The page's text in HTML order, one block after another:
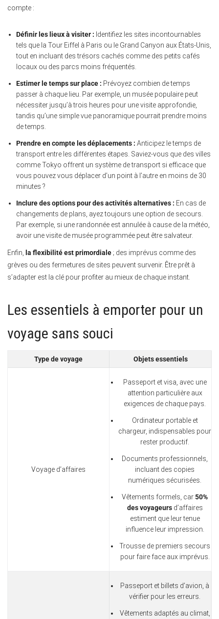
compte :
Définir les lieux à visiter : Identifiez les sites incontournables
tels que la Tour Eiffel à Paris ou le Grand Canyon aux États-Unis,
tout en incluant des trésors cachés comme des petits cafés
locaux ou des parcs moins fréquentés.
Estimer le temps sur place : Prévoyez combien de temps
passer à chaque lieu. Par exemple, un musée populaire peut
nécessiter jusqu’à trois heures pour une visite approfondie,
tandis qu’une simple vue panoramique pourrait prendre moins
de temps.
Prendre en compte les déplacements : Anticipez le temps de
transport entre les différentes étapes. Saviez-vous que des villes
comme Tokyo offrent un système de transport si efficace que
vous pouvez vous déplacer d’un point à l’autre en moins de 30
minutes ?
Inclure des options pour des activités alternatives : En cas de
changements de plans, ayez toujours une option de secours.
Par exemple, si une randonnée est annulée à cause de la météo,
avoir une visite de musée programmée peut être salvateur.
Enfin, la flexibilité est primordiale ; des imprévus comme des
grèves ou des fermetures de sites peuvent survenir. Être prêt à
s’adapter est la clé pour profiter au mieux de chaque instant.
Les essentiels à emporter pour un
voyage sans souci
Type de voyage Objets essentiels
Voyage d’affaires
Passeport et visa, avec une
attention particulière aux
exigences de chaque pays.
Ordinateur portable et
chargeur, indispensables pour
rester productif.
Documents professionnels,
incluant des copies
numériques sécurisées.
Vêtements formels, car50%
des voyageursd’affaires
estiment que leur tenue
influence leur impression.
Trousse de premiers secours
pour faire face aux imprévus.
Passeport et billets d’avion, à
vérifier pour les erreurs.
Vêtements adaptés au climat,